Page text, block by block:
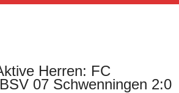
Herren: FC
07 Schwenningen 2:0